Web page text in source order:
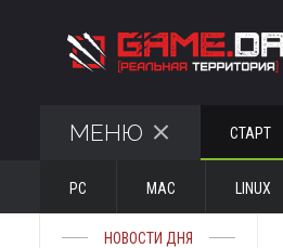
МЕНЮ СТАРТ
PC MAC LINUX
НОВОСТИ ДНЯ